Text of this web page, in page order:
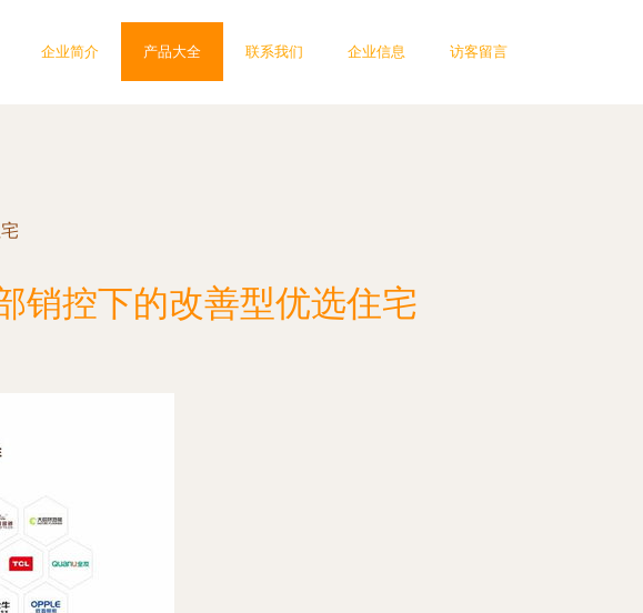
企业简介 产品大全 联系我们 企业信息 访客留言
销控下的改善型优选住宅